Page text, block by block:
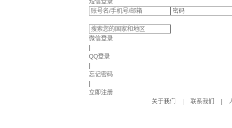
短信登录
微信登录
QQ登录
忘记密码
立即注册
关于我们
联系我们